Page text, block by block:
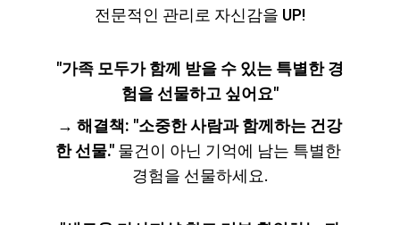
전문적인 관리로 자신감을 UP!
"가족 모두가 함께 받을 수 있는 특별한 경
험을 선물하고 싶어요"
→ 해결책: "소중한 사람과 함께하는 건강
한 선물." 물건이 아닌 기억에 남는 특별한
경험을 선물하세요.